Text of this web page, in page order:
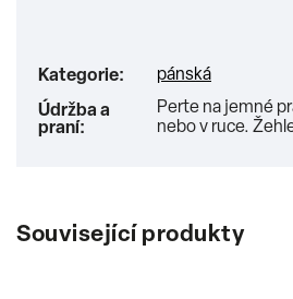
Kategorie: pánská
Údržba a
praní:
Perte na jemné
nebo v ruce.
Související produkty